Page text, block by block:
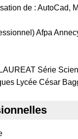
de : AutoCad,
Afpa
Série
Lycée César